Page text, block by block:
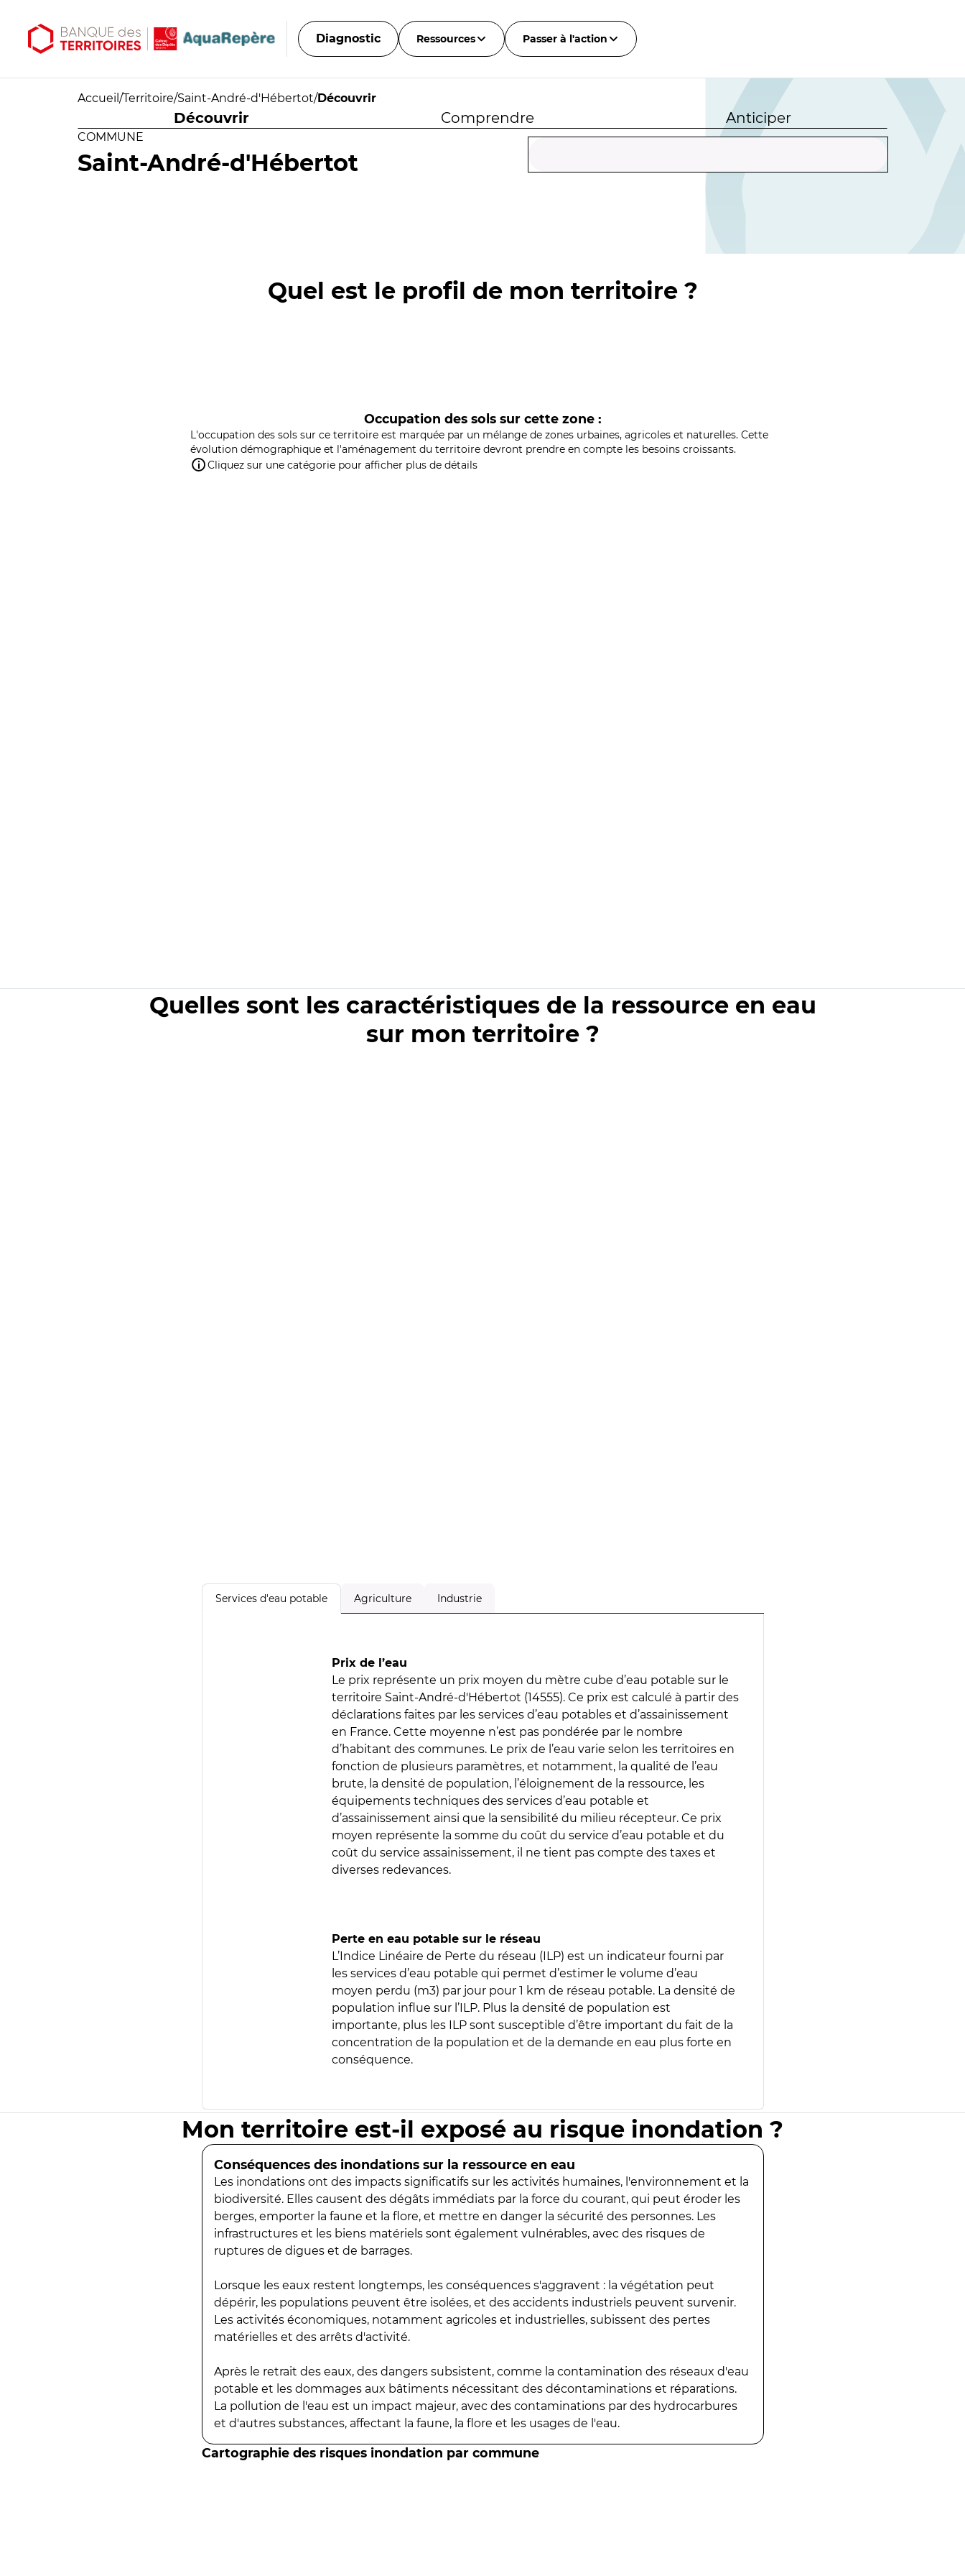
Diagnostic Ressources Passer à l'action
Accueil /Territoire/Saint-André-d'Hébertot/Découvrir
Découvrir Comprendre Anticiper
COMMUNE
Saint-André-d'Hébertot
Quel est le profil de mon territoire ?
Occupation des sols sur cette zone :
L'occupation des sols sur ce territoire est marquée par un mélange de zones urbaines, agricoles et naturelles. Cette
évolution démographique et l'aménagement du territoire devront prendre en compte les besoins croissants.
Cliquez sur une catégorie pour afficher plus de détails
Quelles sont les caractéristiques de la ressource en eau
sur mon territoire ?
Services d'eau potable Agriculture Industrie
Prix de l’eau
Le prix représente un prix moyen du mètre cube d’eau potable sur le
territoire Saint-André-d'Hébertot (14555). Ce prix est calculé à partir des
déclarations faites par les services d’eau potables et d’assainissement
en France. Cette moyenne n’est pas pondérée par le nombre
d’habitant des communes. Le prix de l’eau varie selon les territoires en
fonction de plusieurs paramètres, et notamment, la qualité de l’eau
brute, la densité de population, l’éloignement de la ressource, les
équipements techniques des services d’eau potable et
d’assainissement ainsi que la sensibilité du milieu récepteur. Ce prix
moyen représente la somme du coût du service d’eau potable et du
coût du service assainissement, il ne tient pas compte des taxes et
diverses redevances.
Perte en eau potable sur le réseau
L’Indice Linéaire de Perte du réseau (ILP) est un indicateur fourni par
les services d’eau potable qui permet d’estimer le volume d’eau
moyen perdu (m3) par jour pour 1 km de réseau potable. La densité de
population influe sur l’ILP. Plus la densité de population est
importante, plus les ILP sont susceptible d’être important du fait de la
concentration de la population et de la demande en eau plus forte en
conséquence.
Mon territoire est-il exposé au risque inondation ?
Conséquences des inondations sur la ressource en eau
Les inondations ont des impacts significatifs sur les activités humaines, l'environnement et la
biodiversité. Elles causent des dégâts immédiats par la force du courant, qui peut éroder les
berges, emporter la faune et la flore, et mettre en danger la sécurité des personnes. Les
infrastructures et les biens matériels sont également vulnérables, avec des risques de
ruptures de digues et de barrages.
Lorsque les eaux restent longtemps, les conséquences s'aggravent : la végétation peut
dépérir, les populations peuvent être isolées, et des accidents industriels peuvent survenir.
Les activités économiques, notamment agricoles et industrielles, subissent des pertes
matérielles et des arrêts d'activité.
Après le retrait des eaux, des dangers subsistent, comme la contamination des réseaux d'eau
potable et les dommages aux bâtiments nécessitant des décontaminations et réparations.
La pollution de l'eau est un impact majeur, avec des contaminations par des hydrocarbures
et d'autres substances, affectant la faune, la flore et les usages de l'eau.
Cartographie des risques inondation par commune